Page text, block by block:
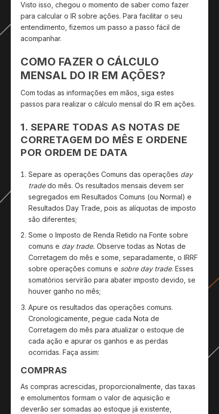
Visto isso, chegou o momento de saber como fazer
para calcular o IR sobre ações. Para facilitar o seu
entendimento, fizemos um passo a passo fácil de
acompanhar.
COMO FAZER O CÁLCULO
MENSAL DO IR EM AÇÕES?
Com todas as informações em mãos, siga estes
passos para realizar o cálculo mensal do IR em ações.
1. SEPARE TODAS AS NOTAS DE
CORRETAGEM DO MÊS E ORDENE
POR ORDEM DE DATA
Separe as operações Comuns das operações day
tradedo mês. Os resultados mensais devem ser
segregados em Resultados Comuns (ou Normal) e
Resultados Day Trade, pois as alíquotas de imposto
são diferentes;
Some o Imposto de Renda Retido na Fonte sobre
comuns e day trade.Observe todas as Notas de
Corretagem do mês e some, separadamente, o IRRF
sobre operações comuns e sobre day trade. Esses
somatórios servirão para abater imposto devido, se
houver ganho no mês;
Apure os resultados das operações comuns.
Cronologicamente, pegue cada Nota de
Corretagem do mês para atualizar o estoque de
cada ação e apurar os ganhos e as perdas
ocorridas. Faça assim:
COMPRAS
As compras acrescidas, proporcionalmente, das taxas
e emolumentos formam o valor de aquisição e
deverão ser somadas ao estoque já existente,